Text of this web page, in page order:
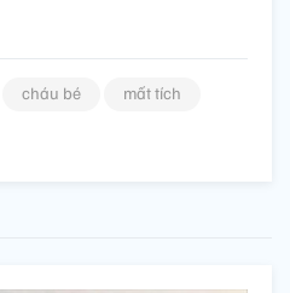
cháu bé
mất tích